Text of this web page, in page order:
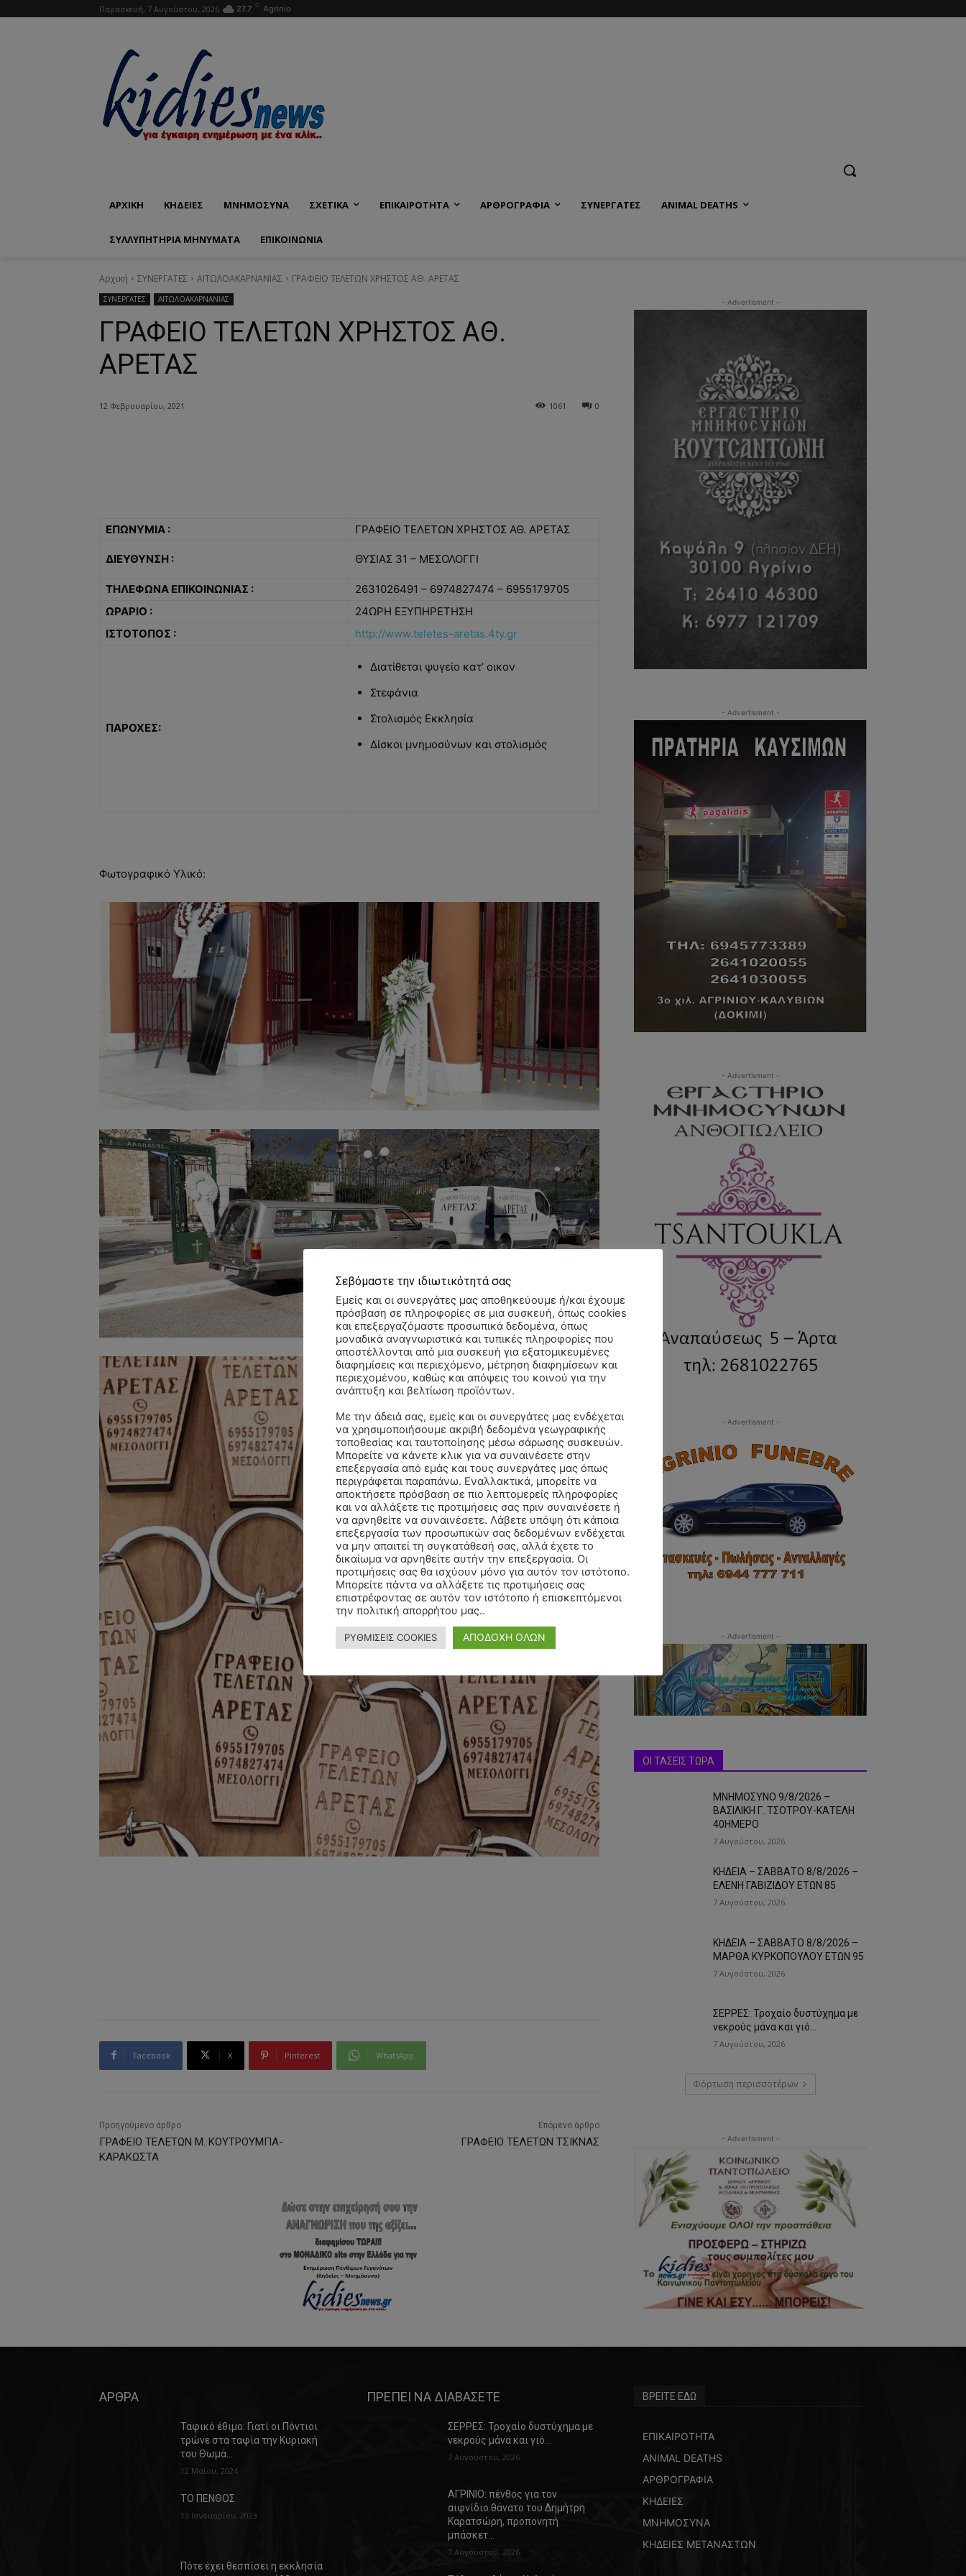
Παρασκευή, 7 Αυγούστου, 2026 27.7 C Agrinio
ΑΡΧΙΚΗ ΚΗΔΕΙΕΣ ΜΝΗΜΟΣΥΝΑ ΣΧΕΤΙΚΑ ΕΠΙΚΑΙΡΟΤΗΤΑ ΑΡΘΡΟΓΡΑΦΙΑ ΣΥΝΕΡΓΑΤΕΣ ANIMAL DEATHS
ΣΥΛΛΥΠΗΤΗΡΙΑ ΜΗΝΥΜΑΤΑ ΕΠΙΚΟΙΝΩΝΊΑ
Αρχική ΣΥΝΕΡΓΑΤΕΣ ΑΙΤΩΛΟΑΚΑΡΝΑΝΙΑΣ ΓΡΑΦΕΙΟ ΤΕΛΕΤΩΝ ΧΡΗΣΤΟΣ ΑΘ. ΑΡΕΤΑΣ
ΣΥΝΕΡΓΑΤΕΣ ΑΙΤΩΛΟΑΚΑΡΝΑΝΙΑΣ
ΓΡΑΦΕΙΟ ΤΕΛΕΤΩΝ ΧΡΗΣΤΟΣ ΑΘ.
ΑΡΕΤΑΣ
12 Φεβρουαρίου, 2021 0
1061
ΕΠΩΝΥΜΙΑ : ΓΡΑΦΕΙΟ ΤΕΛΕΤΩΝ ΧΡΗΣΤΟΣ ΑΘ. ΑΡΕΤΑΣ
ΔΙΕΥΘΥΝΣΗ : ΘΥΣΙΑΣ 31 – ΜΕΣΟΛΟΓΓΙ
ΤΗΛΕΦΩΝΑ ΕΠΙΚΟΙΝΩΝΙΑΣ :
2631026491 – 6974827474 – 6955179705
ΩΡΑΡΙΟ :
24ΩΡΗ ΕΞΥΠΗΡΕΤΗΣΗ
ΙΣΤΟΤΟΠΟΣ :
http://www.teletes-aretas.4ty.gr
ΠΑΡΟΧΕΣ:
Διατίθεται ψυγείο κατ’ οικον
Στεφάνια
Στολισμός Εκκλησία
Δίσκοι μνημοσύνων και στολισμός
Φωτογραφικό Υλικό:
Facebook X Pinterest WhatsApp
Προηγούμενο άρθρο
ΓΡΑΦΕΙΟ ΤΕΛΕΤΩΝ Μ. ΚΟΥΤΡΟΥΜΠΑ-
ΚΑΡΑΚΩΣΤΑ
Επόμενο άρθρο
ΓΡΑΦΕΙΟ ΤΕΛΕΤΩΝ ΤΣΙΚΝΑΣ
- Advertisment -
- Advertisment -
- Advertisment -
- Advertisment -
- Advertisment -
ΟΙ ΤΑΣΕΙΣ ΤΩΡΑ
ΜΝΗΜΟΣΥΝΟ 9/8/2026 –
ΒΑΣΙΛΙΚΗ Γ. ΤΣΟΤΡΟΥ-ΚΑΤΕΛΗ
40ΗΜΕΡΟ
7 Αυγούστου, 2026
ΚΗΔΕΙΑ – ΣΑΒΒΑΤΟ 8/8/2026 –
ΕΛΕΝΗ ΓΑΒΙΖΙΔΟΥ ΕΤΩΝ 85
7 Αυγούστου, 2026
ΚΗΔΕΙΑ – ΣΑΒΒΑΤΟ 8/8/2026 –
ΜΑΡΘΑ ΚΥΡΚΟΠΟΥΛΟΥ ΕΤΩΝ 95
7 Αυγούστου, 2026
ΣΕΡΡΕΣ: Τροχαίο δυστύχημα με
νεκρούς μάνα και γιό…
7 Αυγούστου, 2026
Φόρτωση περισσοτέρων
- Advertisment -
ΑΡΘΡΑ
Ταφικό έθιμο: Γιατί οι Πόντιοι
τρώνε στα ταφία την Κυριακή
του Θωμά…
12 Μαΐου, 2024
ΤΟ ΠΕΝΘΟΣ
13 Ιανουαρίου, 2023
Πότε έχει θεσπίσει η εκκλησία
ΠΡΕΠΕΙ ΝΑ ΔΙΑΒΑΣΕΤΕ
ΣΕΡΡΕΣ: Τροχαίο δυστύχημα με
νεκρούς μάνα και γιό…
7 Αυγούστου, 2026
ΑΓΡΙΝΙΟ: πένθος για τον
αιφνίδιο θάνατο του Δημήτρη
Καρατσώρη, προπονητή
μπάσκετ…
7 Αυγούστου, 2026
ΒΡΕΙΤΕ ΕΔΩ
ΕΠΙΚΑΙΡΟΤΗΤΑ
ANIMAL DEATHS
ΑΡΘΡΟΓΡΑΦΙΑ
ΚΗΔΕΙΕΣ
ΜΝΗΜΟΣΥΝΑ
ΚΗΔΕΙΕΣ ΜΕΤΑΝΑΣΤΩΝ
Σεβόμαστε την ιδιωτικότητά σας
Εμείς και οι συνεργάτες μας αποθηκεύουμε ή/και έχουμε
πρόσβαση σε πληροφορίες σε μια συσκευή, όπως cookies
και επεξεργαζόμαστε προσωπικά δεδομένα, όπως
μοναδικά αναγνωριστικά και τυπικές πληροφορίες που
αποστέλλονται από μια συσκευή για εξατομικευμένες
διαφημίσεις και περιεχόμενο, μέτρηση διαφημίσεων και
περιεχομένου, καθώς και απόψεις του κοινού για την
ανάπτυξη και βελτίωση προϊόντων.
Με την άδειά σας, εμείς και οι συνεργάτες μας ενδέχεται
να χρησιμοποιήσουμε ακριβή δεδομένα γεωγραφικής
τοποθεσίας και ταυτοποίησης μέσω σάρωσης συσκευών.
Μπορείτε να κάνετε κλικ για να συναινέσετε στην
επεξεργασία από εμάς και τους συνεργάτες μας όπως
περιγράφεται παραπάνω. Εναλλακτικά, μπορείτε να
αποκτήσετε πρόσβαση σε πιο λεπτομερείς πληροφορίες
και να αλλάξετε τις προτιμήσεις σας πριν συναινέσετε ή
να αρνηθείτε να συναινέσετε. Λάβετε υπόψη ότι κάποια
επεξεργασία των προσωπικών σας δεδομένων ενδέχεται
να μην απαιτεί τη συγκατάθεσή σας, αλλά έχετε το
δικαίωμα να αρνηθείτε αυτήν την επεξεργασία. Οι
προτιμήσεις σας θα ισχύουν μόνο για αυτόν τον ιστότοπο.
Μπορείτε πάντα να αλλάξετε τις προτιμήσεις σας
επιστρέφοντας σε αυτόν τον ιστότοπο ή επισκεπτόμενοι
την πολιτική απορρήτου μας..
ΡΥΘΜΙΣΕΙΣ COOKIES ΑΠΟΔΟΧΗ ΟΛΩΝ